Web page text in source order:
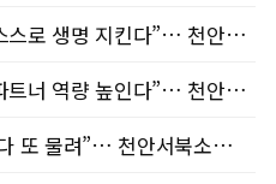
안시청소년수련관, 중학생 생존수영 안전교…
천안교육지원청, ‘2026 천안 마을교사·…
소방서, 여름철 야외활동 2차 피해 주의…